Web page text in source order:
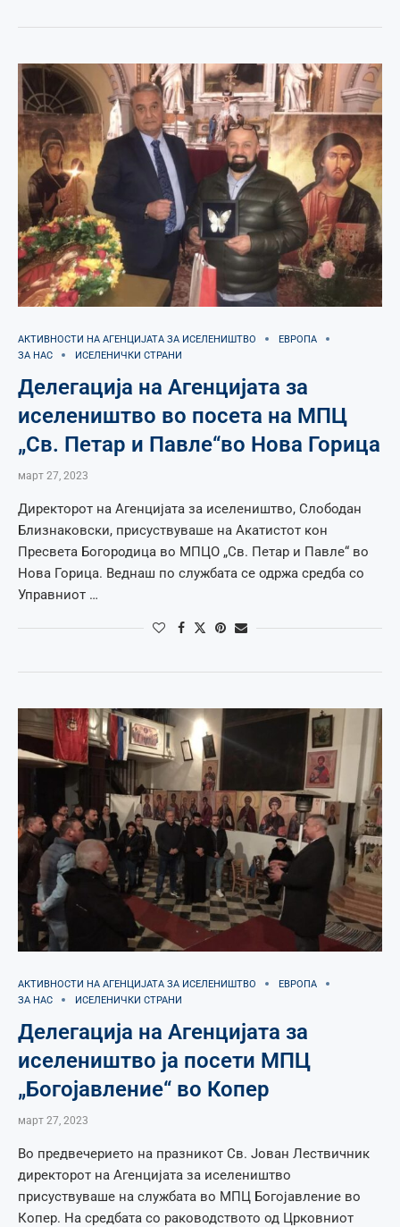
АКТИВНОСТИ НА АГЕНЦИЈАТА ЗА ИСЕЛЕНИШТВО
ЕВРОПА
ЗА НАС
ИСЕЛЕНИЧКИ СТРАНИ
Делегација на Агенцијата за
иселеништво во посета на МПЦ
„Св. Петар и Павле“во Нова Горица
март 27, 2023
Директорот на Агенцијата за иселеништво, Слободан
Близнаковски, присуствуваше на Акатистот кон
Пресвета Богородица во МПЦО „Св. Петар и Павле“ во
Нова Горица. Веднаш по службата се одржа средба со
Управниот …
АКТИВНОСТИ НА АГЕНЦИЈАТА ЗА ИСЕЛЕНИШТВО
ЕВРОПА
ЗА НАС
ИСЕЛЕНИЧКИ СТРАНИ
Делегација на Агенцијата за
иселеништво ја посети МПЦ
„Богојавление“ во Копер
март 27, 2023
Во предвечерието на празникот Св. Јован Лествичник
директорот на Агенцијата за иселеништво
присуствуваше на службата во МПЦ Богојавление во
Копер. На средбата со раководството од Црковниот